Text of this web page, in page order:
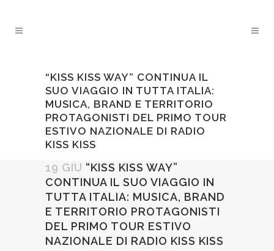
“KISS KISS WAY” CONTINUA IL
SUO VIAGGIO IN TUTTA ITALIA:
MUSICA, BRAND E TERRITORIO
PROTAGONISTI DEL PRIMO TOUR
ESTIVO NAZIONALE DI RADIO
KISS KISS
19 GIU “KISS KISS WAY”
CONTINUA IL SUO VIAGGIO IN
TUTTA ITALIA: MUSICA, BRAND
E TERRITORIO PROTAGONISTI
DEL PRIMO TOUR ESTIVO
NAZIONALE DI RADIO KISS KISS